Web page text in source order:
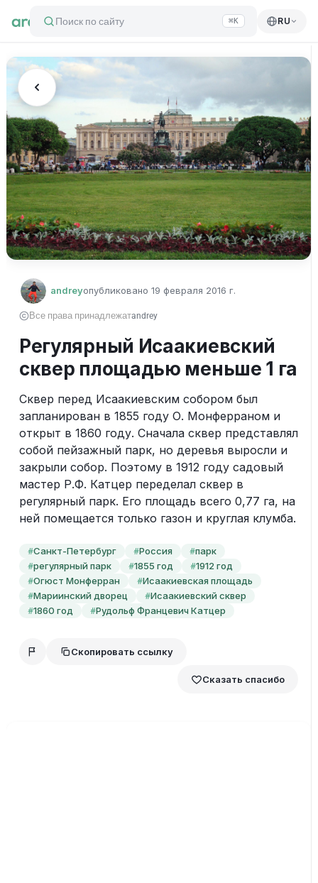
Поиск по сайту ⌘K RU
andreyопубликовано 19 февраля 2016 г.
Все права принадлежатandrey
Регулярный Исаакиевский
сквер площадью меньше 1 га
Сквер перед Исаакиевским собором был
запланирован в 1855 году О. Монферраном и
открыт в 1860 году. Сначала сквер представлял
собой пейзажный парк, но деревья выросли и
закрыли собор. Поэтому в 1912 году садовый
мастер Р.Ф. Катцер переделал сквер в
регулярный парк. Его площадь всего 0,77 га, на
ней помещается только газон и круглая клумба.
#Санкт-Петербург #Россия #парк
#регулярный парк #1855 год #1912 год
#Огюст Монферран #Исаакиевская площадь
#Мариинский дворец #Исаакиевский сквер
#1860 год #Рудольф Францевич Катцер
Скопировать ссылку
Сказать спасибо